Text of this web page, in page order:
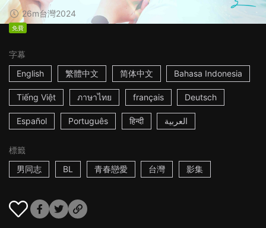
26m台灣2024
免費
字幕
English
繁體中文 简体中文 Bahasa Indonesia
Tiếng Việt ภาษาไทย français Deutsch
Español Português हिन्दी العربية
標籤
男同志
BL 青春戀愛 台灣 影集